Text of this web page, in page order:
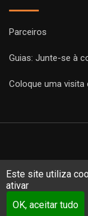
Este site utiliza
ativar
OK, aceitar tudo
Parceiros
Guias: Junte-se à
Coloque uma visita
Copyright Guides